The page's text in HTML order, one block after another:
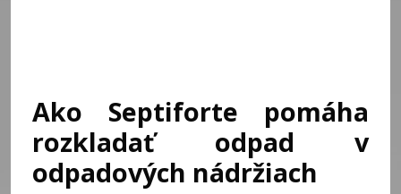
Ako Septiforte pomáha
rozkladať odpad v
odpadových nádržiach